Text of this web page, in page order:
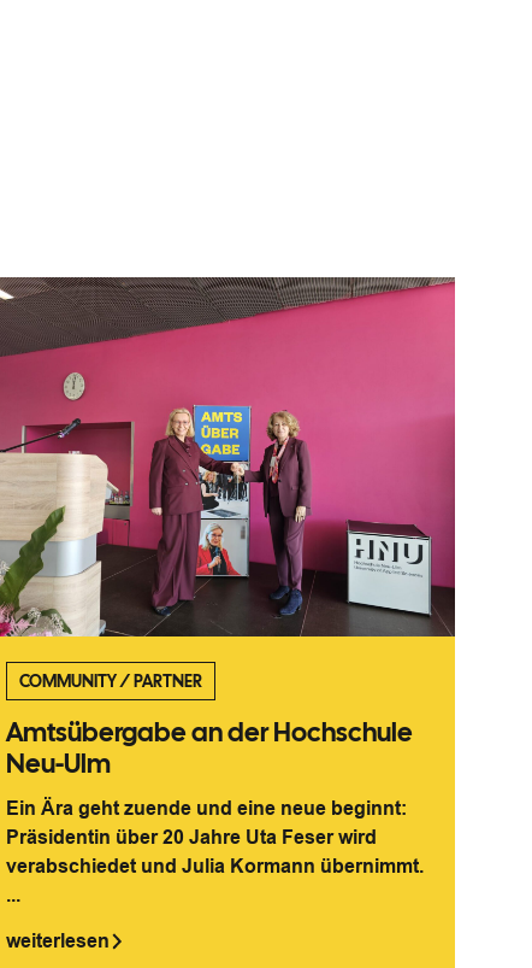
COMMUNITY/ PARTNER
Amtsübergabe an der Hochschule
Neu-Ulm
Ein Ära geht zuende und eine neue beginnt:
Präsidentin über 20 Jahre Uta Feser wird
verabschiedet und Julia Kormann übernimmt.
...
weiterlesen